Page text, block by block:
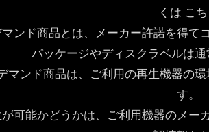
くは こ
ンド商品とは、メーカー許諾を得て
パッケージやディスクラベルは通
マンド商品は、ご利用の再生機器の
す。
可能かどうかは、ご利用機器のメー